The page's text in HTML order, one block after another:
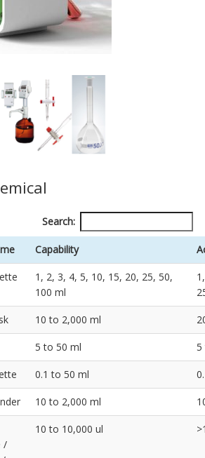
Search:
Capability
1, 2, 3, 4, 5, 10, 15, 20, 25, 50,
100 ml
10 to 2,000 ml
5 to 50 ml 5
0.1 to 50 ml
10 to 2,000 ml
/
10 to 10,000 ul